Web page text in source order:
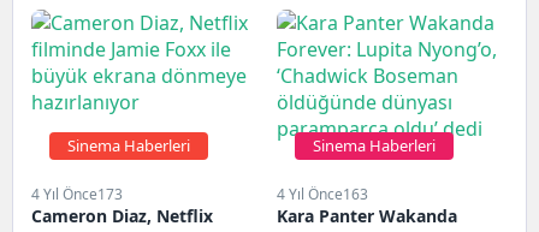
Sinema Haberleri
4 Yıl Önce173
Cameron Diaz, Netflix
Sinema Haberleri
4 Yıl Önce163
Kara Panter Wakanda